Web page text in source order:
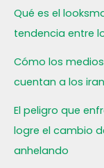
Qué es el
tendencia entre
Cómo los
cuentan a los
El peligro que
logre el cambio
anhelando